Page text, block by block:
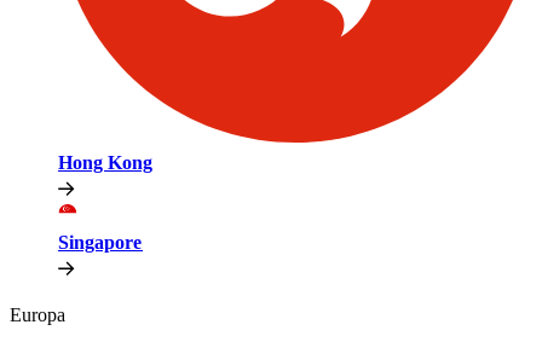
Hong Kong​​
Singapore​​
Europa​​